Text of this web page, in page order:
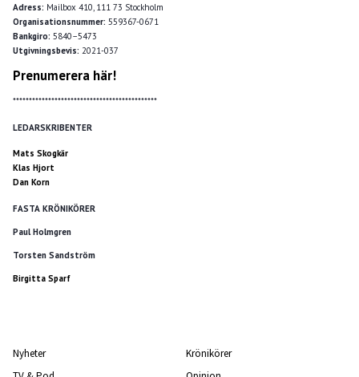
Adress: Mailbox 410, 111 73 Stockholm
Organisationsnummer: 559367-0671
Bankgiro: 5840–5473
Utgivningsbevis: 2021-037
Prenumerera här!
*********************************************
LEDARSKRIBENTER
Mats Skogkär
Klas Hjort
Dan Korn
FASTA KRÖNIKÖRER
Paul Holmgren
Torsten Sandström
Birgitta Sparf
Nyheter
Krönikörer